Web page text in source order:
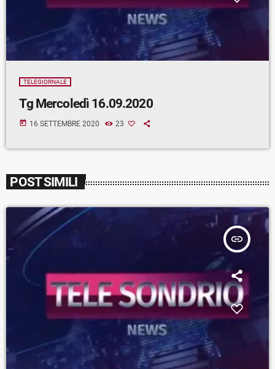
TELEGIORNALE
Tg Mercoledì 16.09.2020
today 16 SETTEMBRE 2020 23
POST SIMILI
insert_link